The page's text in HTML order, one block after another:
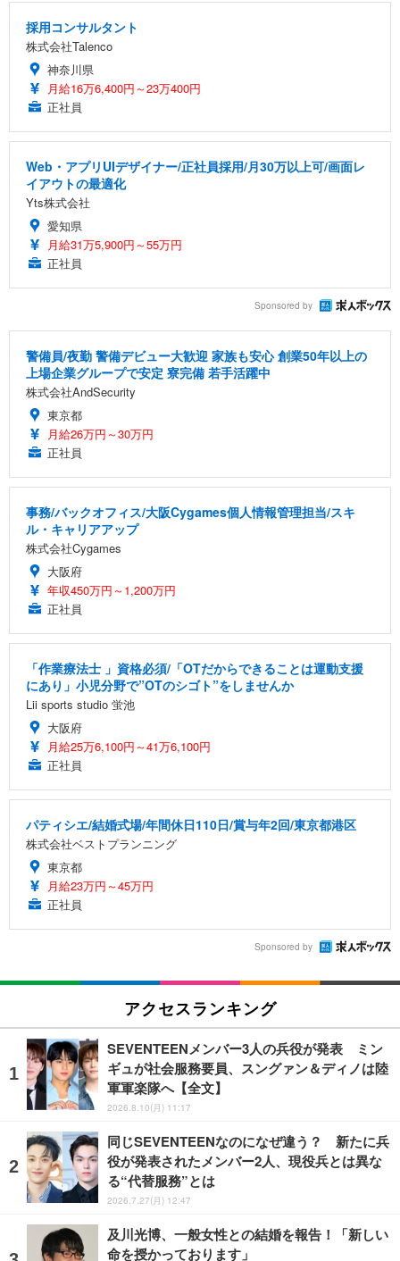
採用コンサルタント
株式会社Talenco
神奈川県
月給16万6,400円～23万400円
正社員
Web・アプリUIデザイナー/正社員採用/月30万以上可/画面レ
イアウトの最適化
Yts株式会社
愛知県
月給31万5,900円～55万円
正社員
Sponsored by
警備員/夜勤 警備デビュー大歓迎 家族も安心 創業50年以上の
上場企業グループで安定 寮完備 若手活躍中
株式会社AndSecurity
東京都
月給26万円～30万円
正社員
事務/バックオフィス/大阪Cygames個人情報管理担当/スキ
ル・キャリアアップ
株式会社Cygames
大阪府
年収450万円～1,200万円
正社員
「作業療法士 」資格必須/「OTだからできることは運動支援
にあり」小児分野で”OTのシゴト”をしませんか
Lii sports studio 蛍池
大阪府
月給25万6,100円～41万6,100円
正社員
パティシエ/結婚式場/年間休日110日/賞与年2回/東京都港区
株式会社ベストプランニング
東京都
月給23万円～45万円
正社員
Sponsored by
アクセスランキング
SEVENTEENメンバー3人の兵役が発表 ミン
ギュが社会服務要員、スングァン＆ディノは陸
軍軍楽隊へ【全文】
2026.8.10(月) 11:17
同じSEVENTEENなのになぜ違う？ 新たに兵
役が発表されたメンバー2人、現役兵とは異な
る“代替服務”とは
2026.7.27(月) 12:47
及川光博、一般女性との結婚を報告！「新しい
命を授かっております」